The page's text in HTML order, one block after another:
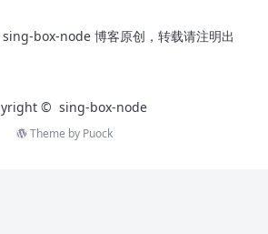
box-node 博客原创，转载请注明出
© sing-box-node
Theme by Puock